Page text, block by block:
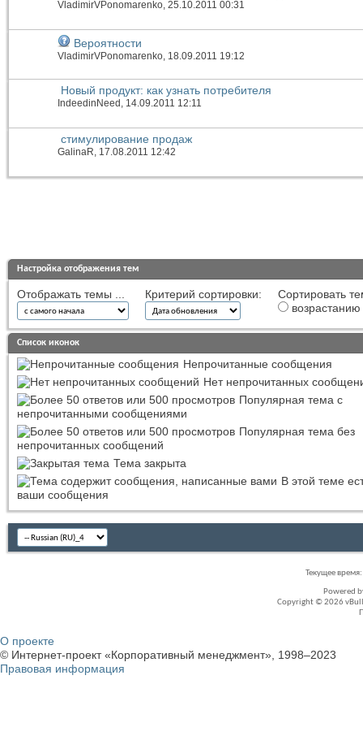
VladimirVPonomarenko , 25.10.2011 00:31
Вероятности
VladimirVPonomarenko, 18.09.2011 19:12
Новый продукт: как узнать потребителя
IndeedinNeed , 14.09.2011 12:11
стимулирование продаж
GalinaR, 17.08.2011 12:42
Настройка отображения тем
Отображать темы ... Критерий сортировки:
Сортировать
возрастанию
Список иконок
Непрочитанные сообщения
Нет непрочитанных
Популярная тема с
непрочитанными сообщениями
Популярная тема без
непрочитанных сообщений
Тема закрыта
В этой теме
ваши сообщения
Текущее время:
Powered
Copyright © 2026
О проекте
© Интернет-проект «Корпоративный менеджмент», 1998–2023
Правовая информация